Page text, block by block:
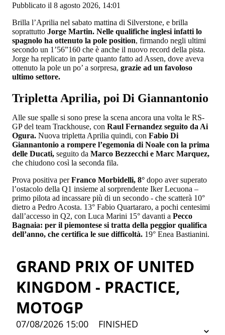
Pubblicato il 8 agosto 2026, 14:01
Brilla l’Aprilia nel sabato mattina di Silverstone, e brilla
soprattutto Jorge Martin. Nelle qualifiche inglesi infatti lo
spagnolo ha ottenuto la pole position, firmando negli ultimi
secondo un 1’56”160 che è anche il nuovo record della pista.
Jorge ha replicato in parte quanto fatto ad Assen, dove aveva
ottenuto la pole un po’ a sorpresa, grazie ad un favoloso
ultimo settore.
Tripletta Aprilia, poi Di Giannantonio
Alle sue spalle si sono prese la scena ancora una volta le RS-
GP del team Trackhouse, con Raul Fernandez seguito da Ai
Ogura. Nuova tripletta Aprilia quindi, con Fabio Di
Giannantonio a rompere l’egemonia di Noale con la prima
delle Ducati, seguito da Marco Bezzecchi e Marc Marquez,
che chiudono così la seconda fila.
Prova positiva perFranco Morbidelli, 8° dopo aver superato
l’ostacolo della Q1 insieme al sorprendente Iker Lecuona –
primo pilota ad incassare più di un secondo - che scatterà 10°
dietro a Pedro Acosta. 13° Fabio Quartararo, a pochi centesimi
dall’accesso in Q2, con Luca Marini 15° davanti a Pecco
Bagnaia: per il piemontese si tratta della peggior qualifica
dell’anno, che certifica le sue difficoltà. 19° Enea Bastianini.